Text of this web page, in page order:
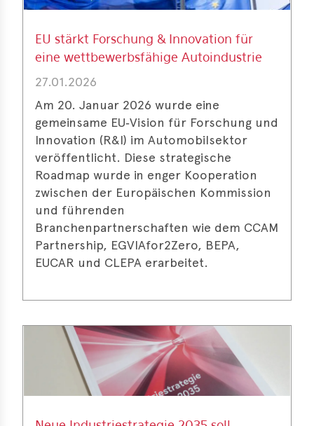
EU stärkt Forschung & Innovation für
eine wettbewerbsfähige Autoindustrie
27.01.2026
Am 20. Januar 2026 wurde eine
gemeinsame EU‑Vision für Forschung und
Innovation (R&I) im Automobilsektor
veröffentlicht. Diese strategische
Roadmap wurde in enger Kooperation
zwischen der Europäischen Kommission
und führenden
Branchenpartnerschaften wie dem CCAM
Partnership, EGVIAfor2Zero, BEPA,
EUCAR und CLEPA erarbeitet.